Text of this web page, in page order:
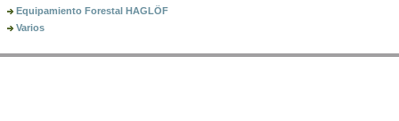
Equipamiento Forestal HAGLÖF
Varios